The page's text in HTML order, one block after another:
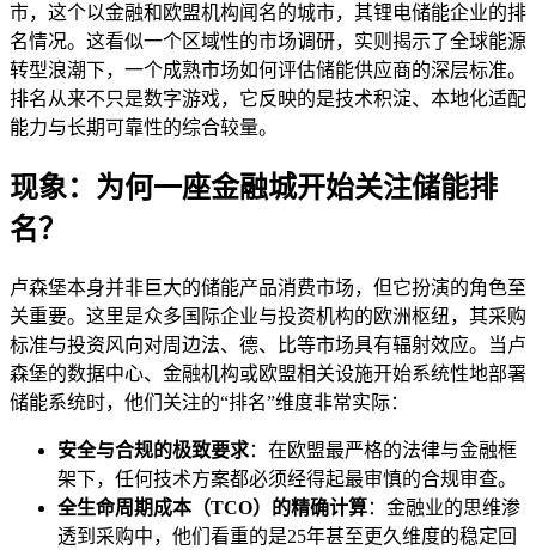
市，这个以金融和欧盟机构闻名的城市，其锂电储能企业的排
名情况。这看似一个区域性的市场调研，实则揭示了全球能源
转型浪潮下，一个成熟市场如何评估储能供应商的深层标准。
排名从来不只是数字游戏，它反映的是技术积淀、本地化适配
能力与长期可靠性的综合较量。
现象：为何一座金融城开始关注储能排
名？
卢森堡本身并非巨大的储能产品消费市场，但它扮演的角色至
关重要。这里是众多国际企业与投资机构的欧洲枢纽，其采购
标准与投资风向对周边法、德、比等市场具有辐射效应。当卢
森堡的数据中心、金融机构或欧盟相关设施开始系统性地部署
储能系统时，他们关注的“排名”维度非常实际：
安全与合规的极致要求：在欧盟最严格的法律与金融框
架下，任何技术方案都必须经得起最审慎的合规审查。
全生命周期成本（TCO）的精确计算：金融业的思维渗
透到采购中，他们看重的是25年甚至更久维度的稳定回